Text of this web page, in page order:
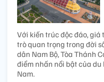
Với kiến trúc độc đáo,
trò quan trọng trong đời
dân Nam Bộ, Tòa Thánh
điểm nhấn nổi bật của
Nam.